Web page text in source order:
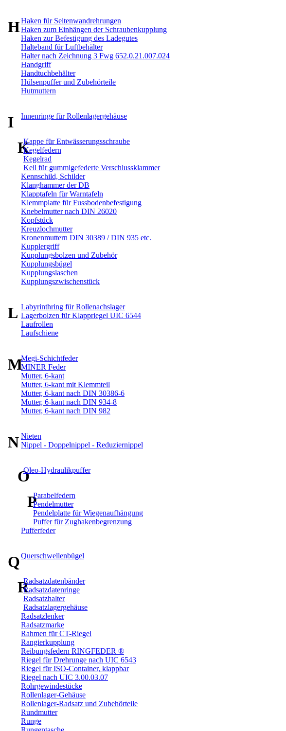
HHaken für Seitenwandrehrungen
Haken zum Einhängen der Schraubenkupplung
Haken zur Befestigung des Ladegutes
Halteband für Luftbehälter
Halter nach Zeichnung 3 Fwg 652.0.21.007.024
Handgriff
Handtuchbehälter
Hülsenpuffer und Zubehörteile
Hutmuttern
I Innenringe für Rollenlagergehäuse
K
Kappe für Entwässerungsschraube
Kegelfedern
Kegelrad
Keil für gummigefederte Verschlussklammer
Kennschild, Schilder
Klanghammer der DB
Klapptafeln für Warntafeln
Klemmplatte für Fussbodenbefestigung
Knebelmutter nach DIN 26020
Kopfstück
Kreuzlochmutter
Kronenmuttern DIN 30389 / DIN 935 etc.
Kupplergriff
Kupplungsbolzen und Zubehör
Kupplungsbügel
Kupplungslaschen
Kupplungszwischenstück
LLabyrinthring für Rollenachslager
Lagerbolzen für Klappriegel UIC 6544
Laufrollen
Laufschiene
MMegi-Schichtfeder
MINER Feder
Mutter, 6-kant
Mutter, 6-kant mit Klemmteil
Mutter, 6-kant nach DIN 30386-6
Mutter, 6-kant nach DIN 934-8
Mutter, 6-kant nach DIN 982
NNieten
Nippel - Doppelnippel - Reduziernippel
O
Oleo-Hydraulikpuffer
PParabelfedern
Pendelmutter
Pendelplatte für Wiegenaufhängung
Puffer für Zughakenbegrenzung
Pufferfeder
QQuerschwellenbügel
R
Radsatzdatenbänder
Radsatzdatenringe
Radsatzhalter
Radsatzlagergehäuse
Radsatzlenker
Radsatzmarke
Rahmen für CT-Riegel
Rangierkupplung
Reibungsfedern RINGFEDER ®
Riegel für Drehrunge nach UIC 6543
Riegel für ISO-Container, klappbar
Riegel nach UIC 3.00.03.07
Rohrgewindestücke
Rollenlager-Gehäuse
Rollenlager-Radsatz und Zubehörteile
Rundmutter
Runge